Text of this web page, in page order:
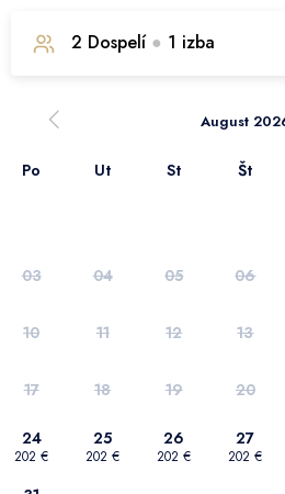
2 Dospelí ● 1 izba
Počet dospelých
August
Po Ut St Št
03 04 05 06
10 11 12 13
17 18 19 20
24
202 €
25
202 €
26
202 €
27
202 €